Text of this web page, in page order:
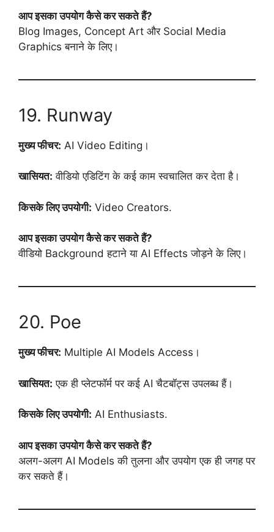
आप इसका उपयोग कैसे कर सकते हैं?
Blog Images, Concept Art और Social Media
Graphics बनाने के लिए।
19. Runway
मुख्य फीचर: AI Video Editing।
खासियत: वीडियो एडिटिंग के कई काम स्वचालित कर देता है।
किसके लिए उपयोगी: Video Creators.
आप इसका उपयोग कैसे कर सकते हैं?
वीडियो Background हटाने या AI Effects जोड़ने के लिए।
20. Poe
मुख्य फीचर: Multiple AI Models Access।
खासियत: एक ही प्लेटफॉर्म पर कई AI चैटबॉट्स उपलब्ध हैं।
किसके लिए उपयोगी: AI Enthusiasts.
आप इसका उपयोग कैसे कर सकते हैं?
अलग-अलग AI Models की तुलना और उपयोग एक ही जगह पर
कर सकते हैं।